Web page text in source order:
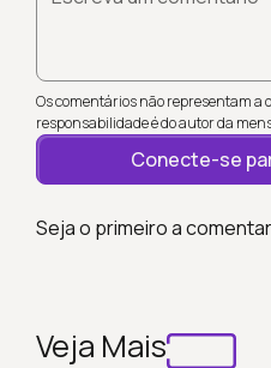
Os comentários não representam a
responsabilidade é do autor da
Conecte-se
Seja o primeiro a
Veja Mais